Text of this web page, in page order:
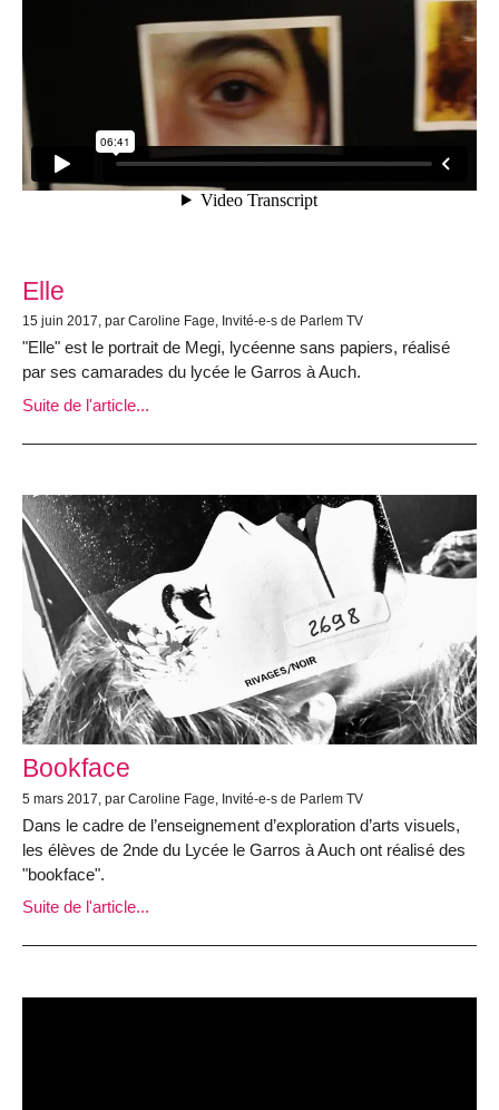
Elle
15 juin 2017, par Caroline Fage, Invité-e-s de Parlem TV
"Elle" est le portrait de Megi, lycéenne sans papiers, réalisé
par ses camarades du lycée le Garros à Auch.
Suite de l'article...
Bookface
5 mars 2017, par Caroline Fage, Invité-e-s de Parlem TV
Dans le cadre de l’enseignement d’exploration d’arts visuels,
les élèves de 2nde du Lycée le Garros à Auch ont réalisé des
"bookface".
Suite de l'article...